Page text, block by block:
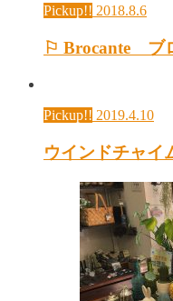
Pickup!! 2018.8.6
⚐ Brocante ブ
Pickup!! 2019.4.10
ウインドチャイ